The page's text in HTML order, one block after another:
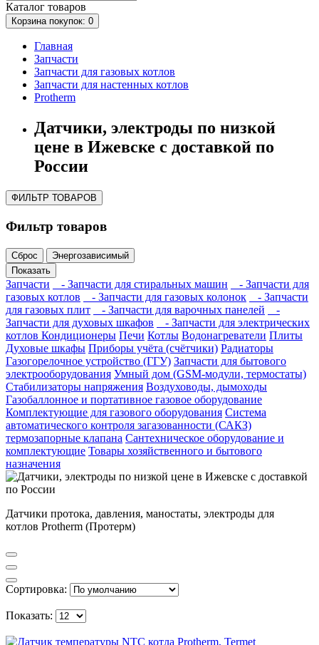
Каталог товаров
Корзинапокупок: 0
Главная
Запчасти
Запчасти для газовых котлов
Запчасти для настенных котлов
Protherm
Датчики, электроды по низкой
цене в Ижевске с доставкой по
России
ФИЛЬТР ТОВАРОВ
Фильтр товаров
Сброс
Энергозависимый
Показать
Запчасти - Запчасти для стиральных машин
- Запчасти для
газовых котлов
- Запчасти для газовых колонок
- Запчасти
для газовых плит
- Запчасти для варочных панелей
-
Запчасти для духовых шкафов
- Запчасти для электрических
котлов Кондиционеры Печи Котлы Водонагреватели Плиты
Духовые шкафы Приборы учёта (счётчики) Радиаторы
Газогорелочное устройство (ГГУ) Запчасти для бытового
электрооборудования Умный дом (GSM-модули, термостаты)
Cтабилизаторы напряжения Воздуховоды, дымоходы
Газобаллонное и портативное газовое оборудование
Комплектующие для газового оборудования Система
автоматического контроля загазованности (САКЗ)
термозапорные клапана Сантехническое оборудование и
комплектующие Товары хозяйственного и бытового
назначения
Датчики протока, давления, маностаты, электроды для
котлов Protherm (Протерм)
Сортировка:
Показать: